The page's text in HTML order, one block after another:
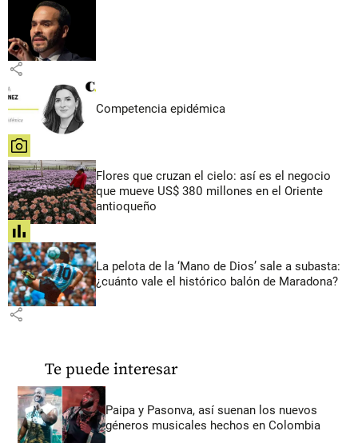
share
Competencia epidémica
share
Flores que cruzan el cielo: así es el negocio
que mueve US$ 380 millones en el Oriente
antioqueño
share
La pelota de la ‘Mano de Dios’ sale a subasta:
¿cuánto vale el histórico balón de Maradona?
share
Te puede interesar
Paipa y Pasonva, así suenan los nuevos
géneros musicales hechos en Colombia